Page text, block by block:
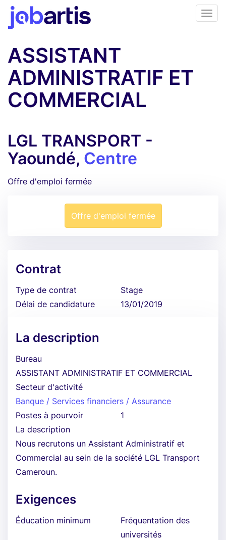
ASSISTANT
ADMINISTRATIF ET
COMMERCIAL
LGL TRANSPORT -
Yaoundé, Centre
Offre d'emploi fermée
Offre d'emploi fermée
Contrat
Type de contrat
Stage
Délai de candidature
13/01/2019
La description
Bureau
ASSISTANT ADMINISTRATIF ET COMMERCIAL
Secteur d'activité
Banque / Services financiers / Assurance
Postes à pourvoir
1
La description
Nous recrutons un Assistant Administratif et
Commercial au sein de la société LGL Transport
Cameroun.
Exigences
Éducation minimum
Fréquentation des
universités